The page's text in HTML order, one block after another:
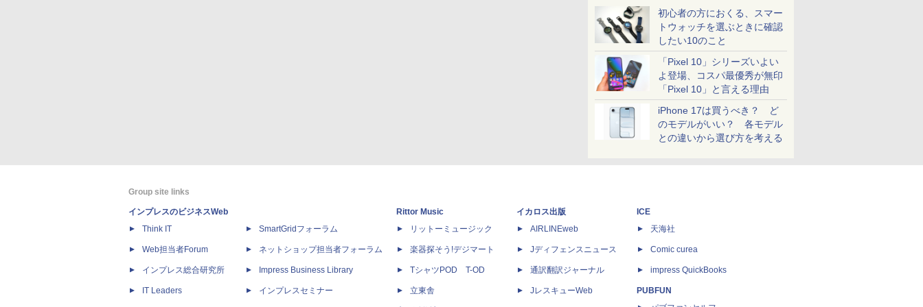
初心者の方におくる、スマー
トウォッチを選ぶときに確認
したい10のこと
「Pixel 10」シリーズいよい
よ登場、コスパ最優秀が無印
「Pixel 10」と言える理由
iPhone 17は買うべき？ ど
のモデルがいい？ 各モデル
との違いから選び方を考える
Group site links
インプレスのビジネスWeb
Think IT
Web担当者Forum
インプレス総合研究所
IT Leaders
SmartGridフォーラム
ネットショップ担当者フォーラム
Impress Business Library
インプレスセミナー
Rittor Music
リットーミュージック
楽器探そう!デジマート
TシャツPOD T-OD
立東舎
イカロス出版
AIRLINEweb
Jディフェンスニュース
通訳翻訳ジャーナル
JレスキューWeb
ICE
天海社
Comic curea
impress QuickBooks
PUBFUN